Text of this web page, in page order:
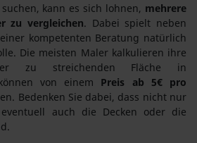
kann es sich lohnen, mehrere
zu vergleichen. Dabei spielt neben
kompetenten Beratung natürlich
Die meisten Maler kalkulieren ihre
zu streichenden Fläche in
von einem Preis ab 5€ pro
Bedenken Sie dabei, dass nicht nur
auch die Decken oder die